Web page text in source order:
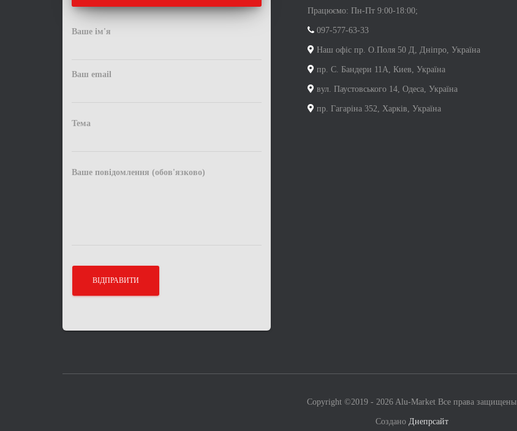
Ваше ім'я
Ваш email
Тема
Ваше повідомлення (обов'язково)
Працюємо: Пн-Пт 9:00-18:00;
097-577-63-33
Наш офіс пр. О.Поля 50 Д, Дніпро, Україна
пр. С. Бандери 11А, Киев, Україна
вул. Паустовського 14, Одеса, Україна
пр. Гагаріна 352, Харків, Україна
Copyright ©2019 - 2026 Alu-Market Все права защищены
Создано Днепрсайт